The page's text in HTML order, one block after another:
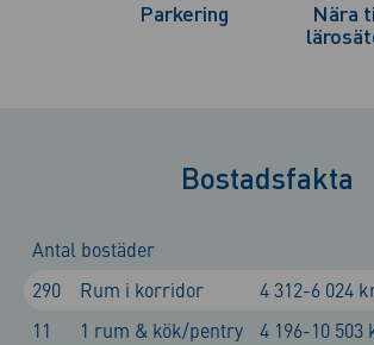
Parkering
Nära
Bostadsfakta
Antal bostäder
290
Rum i korridor 4 312-6 024
11
1 rum & kök/pentry 4 196-10 503